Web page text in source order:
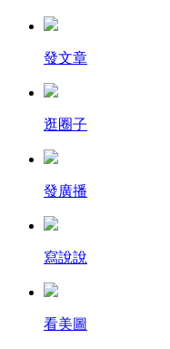
發文章
逛圈子
發廣播
寫說說
看美圖